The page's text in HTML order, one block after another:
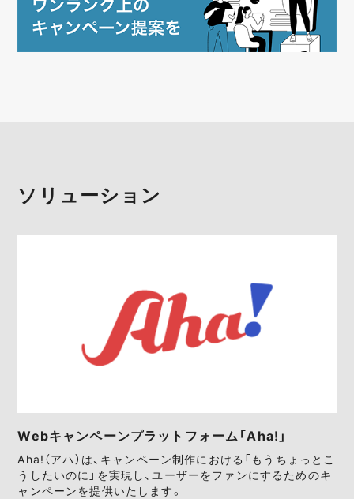
ソリューション
Webキャンペーンプラットフォーム「Aha!」
Aha!（アハ）は、キャンペーン制作における「もうちょっとこ
うしたいのに」を実現し、ユーザーをファンにするためのキ
ャンペーンを提供いたします。